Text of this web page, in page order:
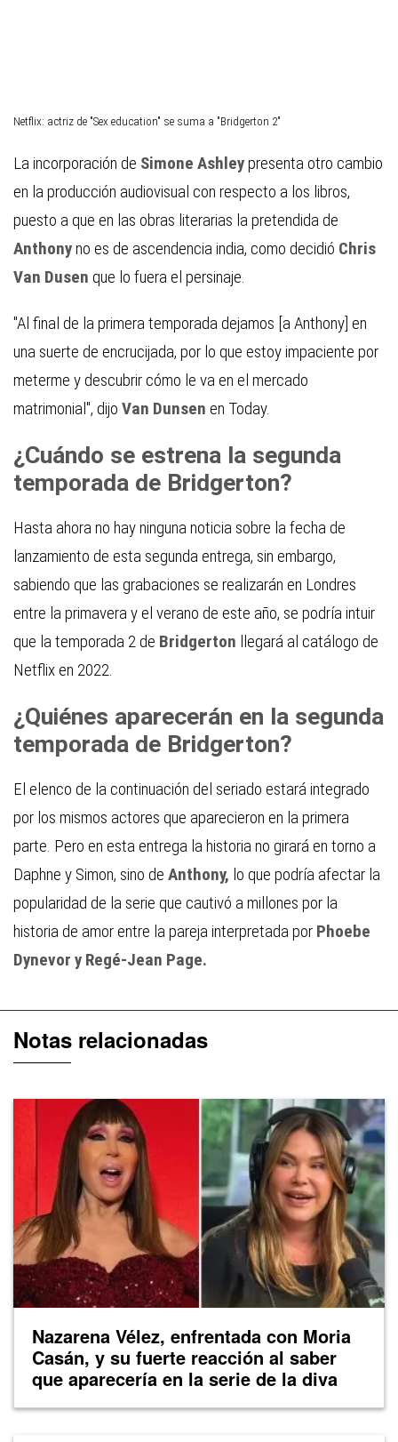
Netflix: actriz de "Sex education" se suma a "Bridgerton 2"
La incorporación de Simone Ashleypresenta otro cambio
en la producción audiovisual con respecto a los libros,
puesto a que en las obras literarias la pretendida de
Anthonyno es de ascendencia india, como decidió Chris
Van Dusen que lo fuera el persinaje.
"Al final de la primera temporada dejamos [a Anthony] en
una suerte de encrucijada, por lo que estoy impaciente por
meterme y descubrir cómo le va en el mercado
matrimonial", dijo Van Dunsen en Today.
¿Cuándo se estrena la segunda
temporada de Bridgerton?
Hasta ahora no hay ninguna noticia sobre la fecha de
lanzamiento de esta segunda entrega, sin embargo,
sabiendo que las grabaciones se realizarán en Londres
entre la primavera y el verano de este año, se podría intuir
que la temporada 2 de Bridgerton llegará al catálogo de
Netflix en 2022.
¿Quiénes aparecerán en la segunda
temporada de Bridgerton?
El elenco de la continuación del seriado estará integrado
por los mismos actores que aparecieron en la primera
parte. Pero en esta entrega la historia no girará en torno a
Daphne y Simon, sino de Anthony, lo que podría afectar la
popularidad de la serie que cautivó a millones por la
historia de amor entre la pareja interpretada por Phoebe
Dynevor y Regé-Jean Page.
Notas relacionadas
Nazarena Vélez, enfrentada con Moria
Casán, y su fuerte reacción al saber
que aparecería en la serie de la diva